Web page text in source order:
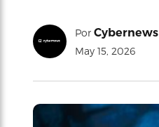
Por Cybernews
May 15, 2026